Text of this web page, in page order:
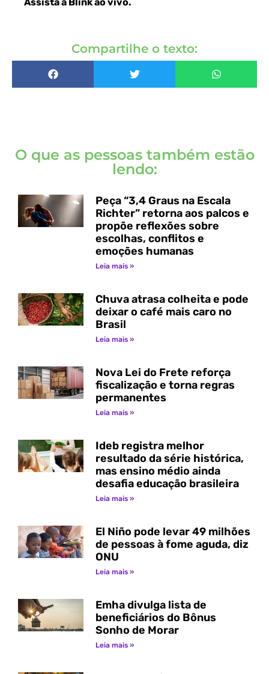
Compartilhe o texto:
O que as pessoas também estão
lendo:
Peça “3,4 Graus na Escala
Richter” retorna aos palcos e
propõe reflexões sobre
escolhas, conflitos e
emoções humanas
Leia mais »
Chuva atrasa colheita e pode
deixar o café mais caro no
Brasil
Leia mais »
Nova Lei do Frete reforça
fiscalização e torna regras
permanentes
Leia mais »
Ideb registra melhor
resultado da série histórica,
mas ensino médio ainda
desafia educação brasileira
Leia mais »
El Niño pode levar 49 milhões
de pessoas à fome aguda, diz
ONU
Leia mais »
Emha divulga lista de
beneficiários do Bônus
Sonho de Morar
Leia mais »